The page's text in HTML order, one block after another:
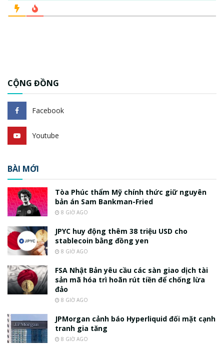
CỘNG ĐỒNG
Facebook
Youtube
BÀI MỚI
Tòa Phúc thẩm Mỹ chính thức giữ nguyên
bản án Sam Bankman-Fried
8 GIỜ AGO
JPYC huy động thêm 38 triệu USD cho
stablecoin bằng đồng yen
8 GIỜ AGO
FSA Nhật Bản yêu cầu các sàn giao dịch tài
sản mã hóa trì hoãn rút tiền để chống lừa
đảo
8 GIỜ AGO
JPMorgan cảnh báo Hyperliquid đối mặt cạnh
tranh gia tăng
8 GIỜ AGO